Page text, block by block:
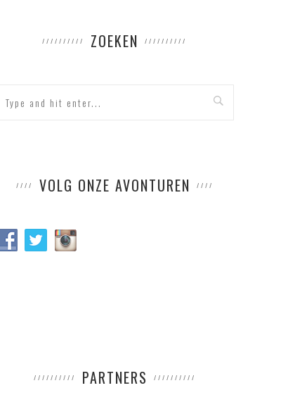
ZOEKEN
VOLG ONZE AVONTUREN
PARTNERS